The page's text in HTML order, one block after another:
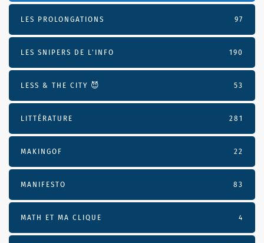
LES PROLONGATIONS 97
LES SNIPERS DE L’INFO 190
LESS & THE CITY 😈 53
LITTÉRATURE 281
MAKINGOF 22
MANIFESTO 83
MATH ET MA CLIQUE 4